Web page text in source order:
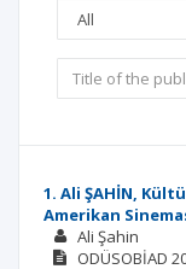
1. Ali ŞAHİN,
Amerikan
Ali Şahin
ODÜSOBİAD